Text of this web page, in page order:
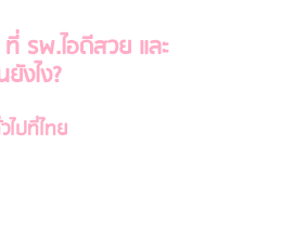
รพ.ไอดีสวย และ
งไง?
ปที่ไทย